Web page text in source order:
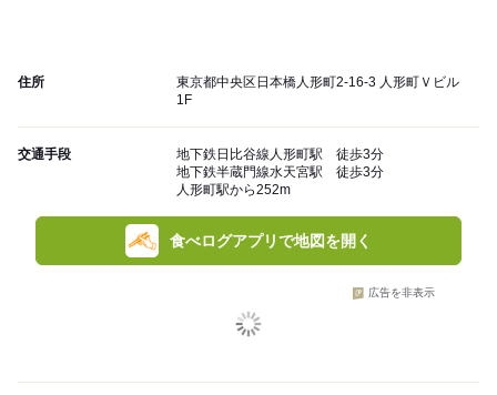
住所
東京都中央区日本橋人形町2-16-3 人形町Ｖビル
1F
交通手段
地下鉄日比谷線人形町駅 徒歩3分
地下鉄半蔵門線水天宮駅 徒歩3分
人形町駅から252m
食べログアプリで地図を開く
広告を非表示